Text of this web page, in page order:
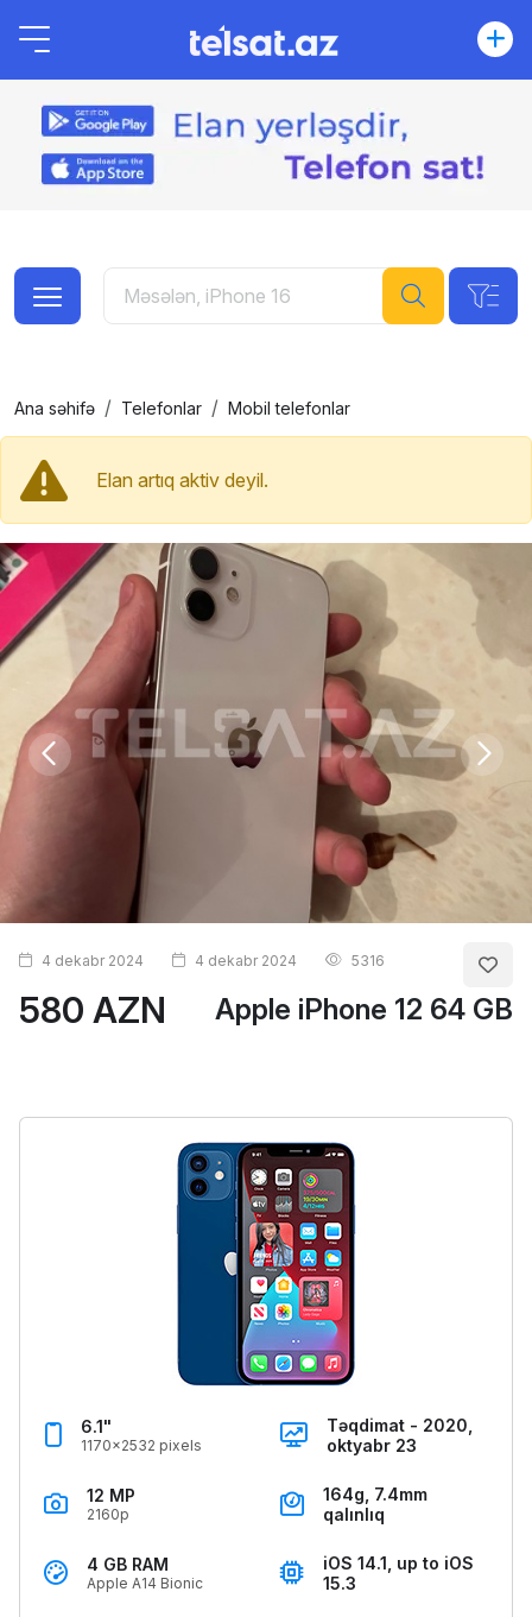
Ana səhifə Telefonlar Mobil telefonlar
Elan artıq aktiv deyil.
580 AZN Apple iPhone 12 64 GB
4 dekabr 2024 4 dekabr 2024 5316
6.1"
1170x2532 pixels
Təqdimat - 2020,
oktyabr 23
12 MP
2160p
164g, 7.4mm
qalınlıq
4 GB RAM
Apple A14 Bionic
iOS 14.1, up to iOS
15.3